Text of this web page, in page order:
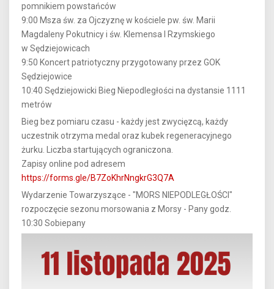
pomnikiem powstańców
9:00 Msza św. za Ojczyznę w kościele pw. św. Marii
Magdaleny Pokutnicy i św. Klemensa I Rzymskiego
w Sędziejowicach
9:50 Koncert patriotyczny przygotowany przez GOK
Sędziejowice
10:40 Sędziejowicki Bieg Niepodległości na dystansie 1111
metrów
Bieg bez pomiaru czasu - każdy jest zwycięzcą, każdy
uczestnik otrzyma medal oraz kubek regeneracyjnego
żurku. Liczba startujących ograniczona.
Zapisy online pod adresem
https://forms.gle/B7ZoKhrNngkrG3Q7A
Wydarzenie Towarzyszące - "MORS NIEPODLEGŁOŚCI"
rozpoczęcie sezonu morsowania z Morsy - Pany godz.
10:30 Sobiepany